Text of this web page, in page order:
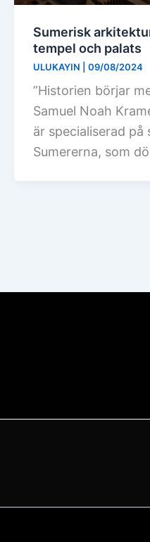
Sumerisk
tempel och palats
ULUKAYIN 09/08/2024
”Historien börjar
Samuel Noah
är specialiserad på
Sumererna, som